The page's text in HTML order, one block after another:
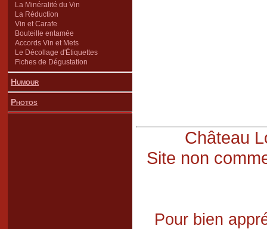
La Minéralité du Vin
La Réduction
Vin et Carafe
Bouteille entamée
Accords Vin et Mets
Le Décollage d'Étiquettes
Fiches de Dégustation
Humour
Photos
Château
Site non
Pour bien